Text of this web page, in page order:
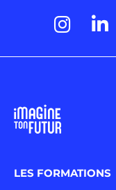
LES FORMATIONS